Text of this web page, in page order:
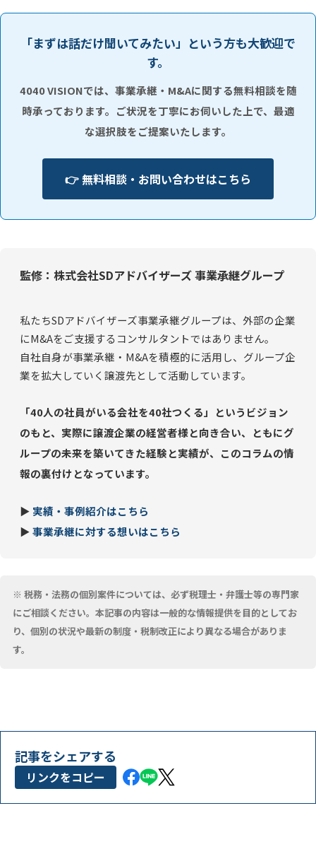
「まずは話だけ聞いてみたい」という方も大歓迎で
す。
4040 VISIONでは、事業承継・M&Aに関する無料相談を随
時承っております。ご状況を丁寧にお伺いした上で、最適
な選択肢をご提案いたします。
👉 無料相談・お問い合わせはこちら
監修：株式会社SDアドバイザーズ 事業承継グループ
私たちSDアドバイザーズ事業承継グループは、外部の企業
にM&Aをご支援するコンサルタントではありません。
自社自身が事業承継・M&Aを積極的に活用し、グループ企
業を拡大していく譲渡先として活動しています。
「40人の社員がいる会社を40社つくる」というビジョン
のもと、実際に譲渡企業の経営者様と向き合い、ともにグ
ループの未来を築いてきた経験と実績が、このコラムの情
報の裏付けとなっています。
▶ 実績・事例紹介はこちら
▶事業承継に対する想いはこちら
※ 税務・法務の個別案件については、必ず税理士・弁護士等の専門家
にご相談ください。本記事の内容は一般的な情報提供を目的としてお
り、個別の状況や最新の制度・税制改正により異なる場合がありま
す。
記事をシェアする
リンクをコピー